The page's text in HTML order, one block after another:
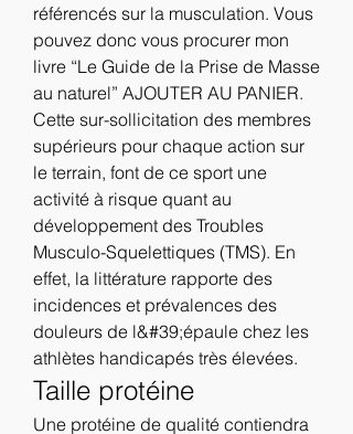
référencés sur la musculation. Vous
pouvez donc vous procurer mon
livre “Le Guide de la Prise de Masse
au naturel” AJOUTER AU PANIER.
Cette sur-sollicitation des membres
supérieurs pour chaque action sur
le terrain, font de ce sport une
activité à risque quant au
développement des Troubles
Musculo-Squelettiques (TMS). En
effet, la littérature rapporte des
incidences et prévalences des
douleurs de l&#39;épaule chez les
athlètes handicapés très élevées.
Taille protéine
Une protéine de qualité contiendra